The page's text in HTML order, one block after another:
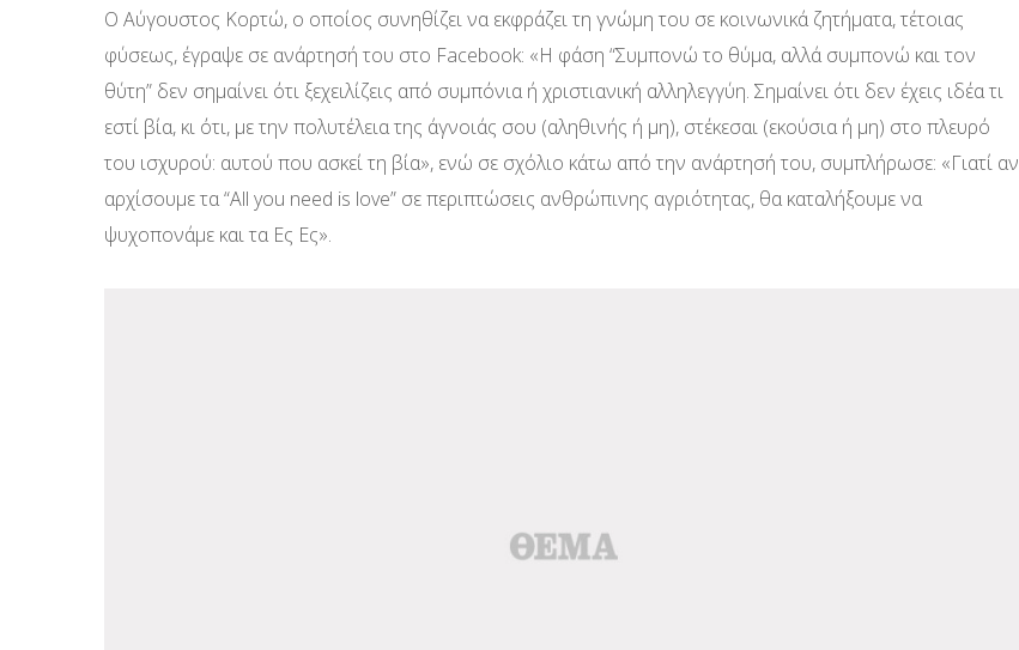
Ο Αύγουστος Κορτώ, ο οποίος συνηθίζει να εκφράζει τη γνώμη του σε κοινωνικά ζητήματα, τέτοιας
φύσεως, έγραψε σε ανάρτησή του στο Facebook: «Η φάση “Συμπονώ το θύμα, αλλά συμπονώ και τον
θύτη” δεν σημαίνει ότι ξεχειλίζεις από συμπόνια ή χριστιανική αλληλεγγύη. Σημαίνει ότι δεν έχεις ιδέα τι
εστί βία, κι ότι, με την πολυτέλεια της άγνοιάς σου (αληθινής ή μη), στέκεσαι (εκούσια ή μη) στο πλευρό
του ισχυρού: αυτού που ασκεί τη βία», ενώ σε σχόλιο κάτω από την ανάρτησή του, συμπλήρωσε: «Γιατί αν
αρχίσουμε τα “All you need is love” σε περιπτώσεις ανθρώπινης αγριότητας, θα καταλήξουμε να
ψυχοπονάμε και τα Ες Ες».